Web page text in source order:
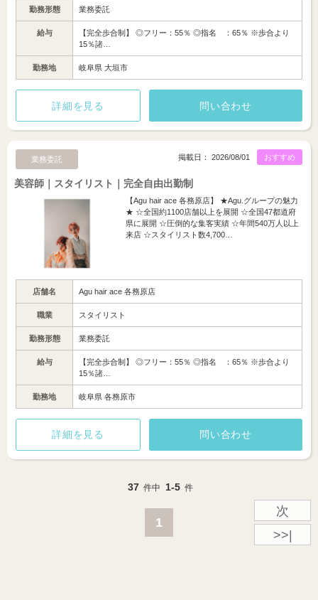
勤務形態 業務委託
給与
【完全歩合制】 ◎フリー：55％ ◎指名 ：65％ ※歩合より
15％諸…
勤務地 岐阜県 大垣市
詳細を見る 問い合わせ
業務委託 おすすめ
掲載日： 2026/08/01
美容師｜スタイリスト｜完全自由出勤制
【Agu hair ace 各務原店】 ★Agu.グループの魅力
★ ☆全国約1100店舗以上を展開 ☆全国47都道府
県に展開 ☆圧倒的な集客実績 ☆年間540万人以上
来店 ☆スタイリスト数4,700…
店舗名 Agu hair ace 各務原店
職業 スタイリスト
勤務形態 業務委託
給与
【完全歩合制】 ◎フリー：55％ ◎指名 ：65％ ※歩合より
15％諸…
勤務地 岐阜県 各務原市
詳細を見る 問い合わせ
37 件中 1-5 件
1
次
>>|